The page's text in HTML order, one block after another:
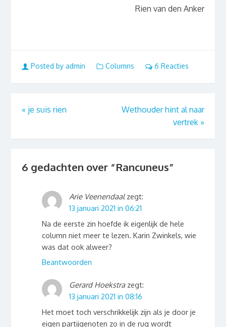
Rien van den Anker
Posted by admin Columns 6 Reacties
« je suis rien
Wethouder hint al naar
vertrek »
6 gedachten over “Rancuneus”
Arie Veenendaal zegt:
13 januari 2021 in 06:21
Na de eerste zin hoefde ik eigenlijk de hele
column niet meer te lezen. Karin Zwinkels, wie
was dat ook alweer?
Beantwoorden
Gerard Hoekstra zegt:
13 januari 2021 in 08:16
Het moet toch verschrikkelijk zijn als je door je
eigen partijgenoten zo in de rug wordt